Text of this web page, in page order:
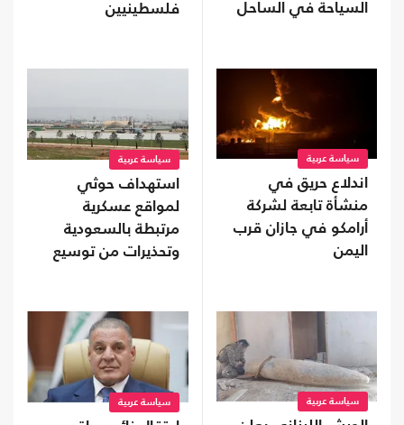
السياحة في الساحل
فلسطينيين
سياسة عربية
اندلاع حريق في
منشأة تابعة لشركة
أرامكو في جازان قرب
اليمن
سياسة عربية
استهداف حوثي
لمواقع عسكرية
مرتبطة بالسعودية
وتحذيرات من توسيع
سياسة عربية سياسة عربية